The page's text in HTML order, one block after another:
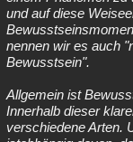
und auf diese
nennen wir es auch
Bewusstsein".
Allgemein ist
Innerhalb dieser
verschiedene Arten.